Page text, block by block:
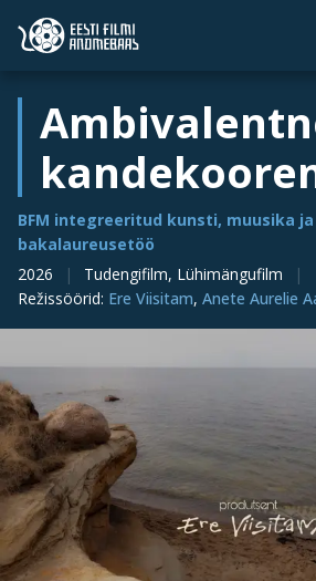
BFM integreeritud kunsti, muusika
bakalaureusetöö
2026
Tudengifilm, Lühimängufilm
Režissöörid: Ere Viisitam, Anete Aurelie